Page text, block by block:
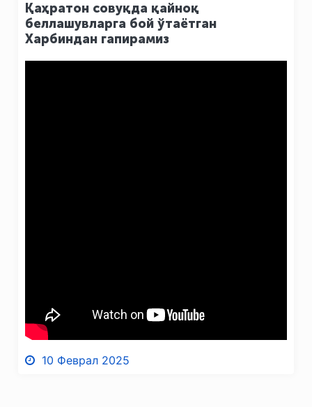
Қаҳратон совуқда қайноқ
беллашувларга бой ўтаётган
Харбиндан гапирамиз
10 Феврал 2025